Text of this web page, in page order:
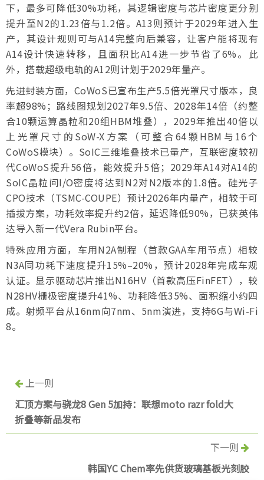
下，最多可降低30%功耗，其逻辑密度与芯片密度更分别
提升至N2的1.23倍与1.2倍。A13则预计于2029年进入生
产，其设计规则可与A14完整向后兼容，让客户能将现有
A14设计快速转移，且面积比A14进一步节省了6%。此
外，搭载超级电轨的A12则计划于2029年量产。
先进封装方面，CoWoS已宣布生产5.5倍光罩尺寸版本，良
率超98%；路线图规划2027年9.5倍、2028年14倍（约整
合10颗运算晶粒和20组HBM堆叠），2029年推出40倍以
上光罩尺寸的SoW-X方案（可整合64颗HBM与16个
CoWoS模块）。SoIC三维堆叠技术已量产，互联密度较初
代CoWoS提升56倍，能效提升5倍；2029年A14对A14的
SoIC晶粒间I/O密度将达到N2对N2版本的1.8倍。硅光子
CPO技术（TSMC-COUPE）预计2026年内量产，相较于可
插拔方案，功耗效率提升约2倍，延迟降低90%，已获英伟
达导入新一代Vera Rubin平台。
特殊应用方面，车用N2A制程（首款GAA车用节点）相较
N3A同功耗下速度提升15%–20%，预计2028年完成车规
认证。显示驱动芯片推出N16HV（首款高压FinFET），较
N28HV栅极密度提升41%、功耗降低35%、面积缩小约四
成。射频平台从16nm向7nm、5nm演进，支持6G与Wi-Fi
8。
上一则
汇顶方案与骁龙8 Gen 5加持：联想moto razr fold大
折叠等新品发布
下一则
韩国YC Chem率先供货玻璃基板光刻胶